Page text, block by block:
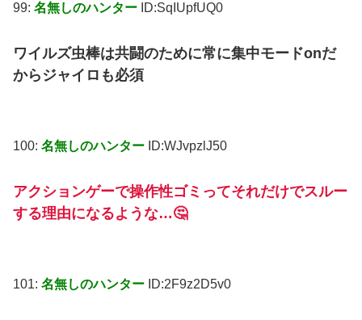
99: 名無しのハンター ID:SqIUpfUQ0
ワイルズ虫棒は共闘のために常に集中モードonだ
からジャイロも必須
100: 名無しのハンター ID:WJvpzlJ50
アクションゲーで操作性ゴミってそれだけでスルー
する理由になるような…🤔
101: 名無しのハンター ID:2F9z2D5v0